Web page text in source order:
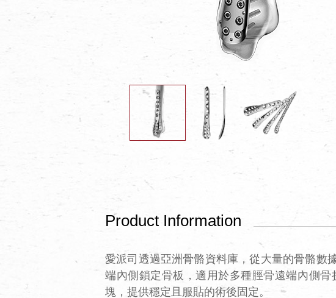
Product Information
愛派司透過亞洲骨骼資料庫，從大量的骨骼數
端內側鎖定骨板，適用於多種脛骨遠端內側
塊，提供穩定且服貼的術後固定。